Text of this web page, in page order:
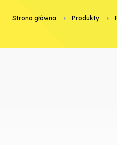
Strona główna Produkty